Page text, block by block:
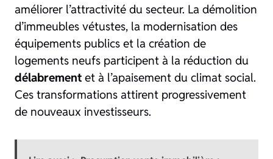
améliorer l’attractivité du secteur. La démolition
d’immeubles vétustes, la modernisation des
équipements publics et la création de
logements neufs participent à la réduction du
délabrement et à l’apaisement du climat social.
Ces transformations attirent progressivement
de nouveaux investisseurs.